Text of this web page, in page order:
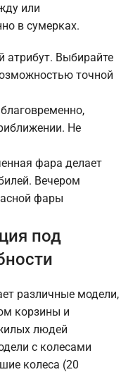
или
в сумерках.
атрибут. Выбирайте
точной
Не
фара делает
Вечером
фары
под
различные модели,
корзины и
людей
с колесами
колеса (20